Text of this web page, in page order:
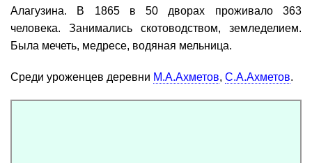
Алагузина. В 1865 в 50 дворах проживало 363
человека. Занимались скотоводством, земледелием.
Была мечеть, медресе, водяная мельница.
Среди уроженцев деревни М.А.Ахметов, С.А.Ахметов.